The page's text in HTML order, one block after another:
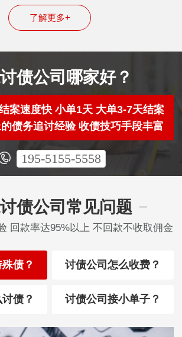
了解更多+
债公司哪家好？
案速度快 小单1天 大单3-7天结案
债务追讨经验 收债技巧手段丰富
195-5155-5558
债公司常见问题
回款率达95%以上 不回款不收取佣金
债？ 讨债公司怎么收费？
债？ 讨债公司接小单子？